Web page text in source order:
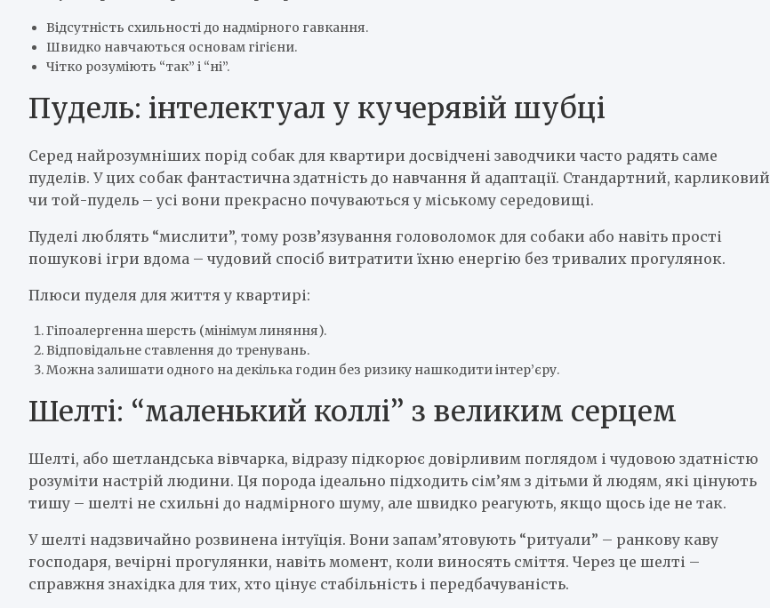
Відсутність схильності до надмірного гавкання.
Швидко навчаються основам гігієни.
Чітко розуміють “так” і “ні”.
Пудель: інтелектуал у кучерявій шубці
Серед найрозумніших порід собак для квартири досвідчені заводчики часто радять саме
пуделів. У цих собак фантастична здатність до навчання й адаптації. Стандартний, карликовий
чи той-пудель – усі вони прекрасно почуваються у міському середовищі.
Пуделі люблять “мислити”, тому розв’язування головоломок для собаки або навіть прості
пошукові ігри вдома – чудовий спосіб витратити їхню енергію без тривалих прогулянок.
Плюси пуделя для життя у квартирі:
Гіпоалергенна шерсть (мінімум линяння).
Відповідальне ставлення до тренувань.
Можна залишати одного на декілька годин без ризику нашкодити інтер’єру.
Шелті: “маленький коллі” з великим серцем
Шелті, або шетландська вівчарка, відразу підкорює довірливим поглядом і чудовою здатністю
розуміти настрій людини. Ця порода ідеально підходить сім’ям з дітьми й людям, які цінують
тишу – шелті не схильні до надмірного шуму, але швидко реагують, якщо щось іде не так.
У шелті надзвичайно розвинена інтуїція. Вони запам’ятовують “ритуали” – ранкову каву
господаря, вечірні прогулянки, навіть момент, коли виносять сміття. Через це шелті –
справжня знахідка для тих, хто цінує стабільність і передбачуваність.